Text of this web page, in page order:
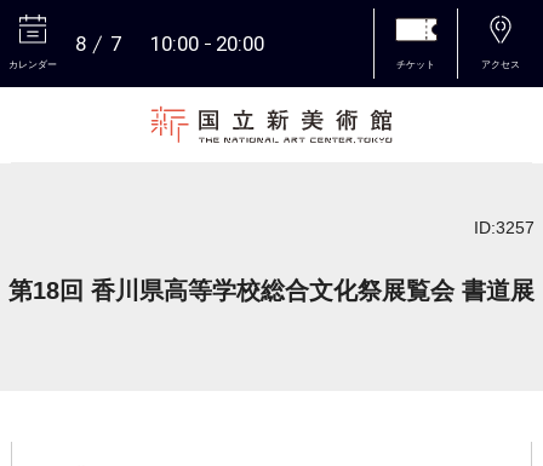
カレンダー
8 7 10:00 20:00
チケット アクセス
ID:3257
第18回 香川県高等学校総合文化祭展覧会 書道展